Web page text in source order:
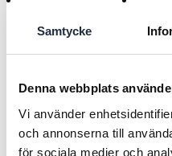
Samtycke
Denna webbplats
Vi använder
och annonserna till
för sociala medier och
Varumärke Rheva
Typ Sårskydd